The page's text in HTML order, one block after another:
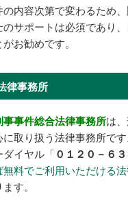
内容次第で変わるため、
のサポートは必須であり
お勧めです。
律事務所
事件総合法律事務所は
取り扱う法律事務所です
ダイヤル「 ０１２０－６
無料でご利用いただける
す。